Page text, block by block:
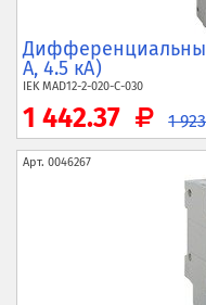
A, 4.5 кА)
IEKMAD12-2-020-C-030
1 442.37 1
Арт. 0046267